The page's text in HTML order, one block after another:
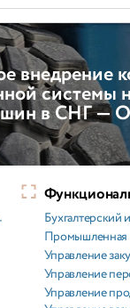
внедрение
системы
шин в СНГ —
Бухгалтерский
Промышленная
Управление
Управление
Управление